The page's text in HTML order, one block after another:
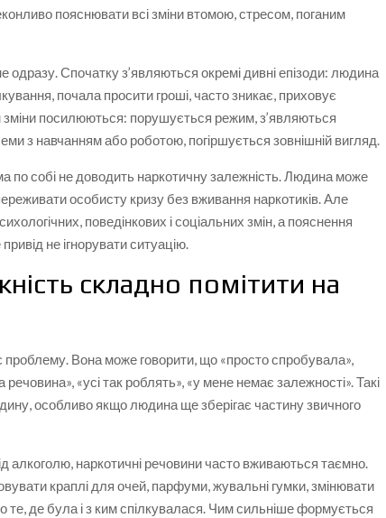
пояснювати всі зміни втомою, стресом, поганим
Спочатку з’являються окремі дивні епізоди: людина
почала просити гроші, часто зникає, приховує
зміни посилюються: порушується режим, з’являються
з навчанням або роботою, погіршується зовнішній вигляд.
по собі не доводить наркотичну залежність. Людина може
особисту кризу без вживання наркотиків. Але
поведінкових і соціальних змін, а пояснення
не ігнорувати ситуацію.
складно помітити на
Вона може говорити, що «просто спробувала»,
«усі так роблять», «у мене немає залежності». Такі
особливо якщо людина ще зберігає частину звичного
алкоголю, наркотичні речовини часто вживаються таємно.
краплі для очей, парфуми, жувальні гумки, змінювати
те, де була і з ким спілкувалася. Чим сильніше формується